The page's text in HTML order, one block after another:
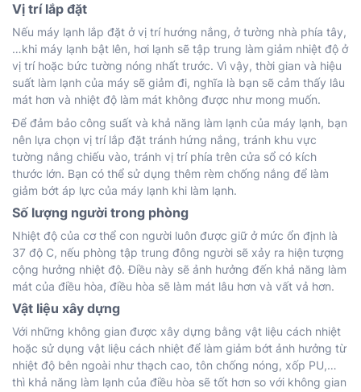
Vị trí lắp đặt
Nếu máy lạnh lắp đặt ở vị trí hướng nắng, ở tường nhà phía tây,
…khi máy lạnh bật lên, hơi lạnh sẽ tập trung làm giảm nhiệt độ ở
vị trí hoặc bức tường nóng nhất trước. Vì vậy, thời gian và hiệu
suất làm lạnh của máy sẽ giảm đi, nghĩa là bạn sẽ cảm thấy lâu
mát hơn và nhiệt độ làm mát không được như mong muốn.
Để đảm bảo công suất và khả năng làm lạnh của máy lạnh, bạn
nên lựa chọn vị trí lắp đặt tránh hứng nắng, tránh khu vực
tường nắng chiếu vào, tránh vị trí phía trên cửa sổ có kích
thước lớn. Bạn có thể sử dụng thêm rèm chống nắng để làm
giảm bớt áp lực của máy lạnh khi làm lạnh.
Số lượng người trong phòng
Nhiệt độ của cơ thể con người luôn được giữ ở mức ổn định là
37 độ C, nếu phòng tập trung đông người sẽ xảy ra hiện tượng
cộng hưởng nhiệt độ. Điều này sẽ ảnh hưởng đến khả năng làm
mát của điều hòa, điều hòa sẽ làm mát lâu hơn và vất vả hơn.
Vật liệu xây dựng
Với những không gian được xây dựng bằng vật liệu cách nhiệt
hoặc sử dụng vật liệu cách nhiệt để làm giảm bớt ảnh hưởng từ
nhiệt độ bên ngoài như thạch cao, tôn chống nóng, xốp PU,…
thì khả năng làm lạnh của điều hòa sẽ tốt hơn so với không gian